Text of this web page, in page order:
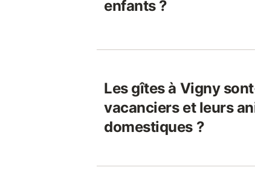
enfants ?
Les gîtes à Vigny
vacanciers et leurs
domestiques ?